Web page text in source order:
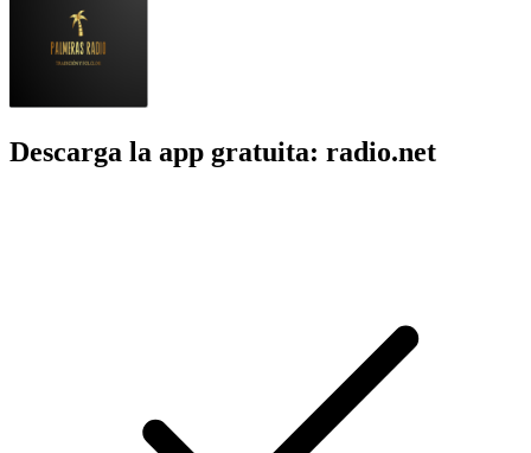
Descarga la app gratuita: radio.net